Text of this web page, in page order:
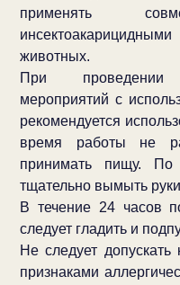
применять
животных.
При проведении
мероприятий с
рекомендуется
время работы не
принимать пищу. По
тщательно вымыть
В течение 24 часов
следует гладить и
Не следует
признаками